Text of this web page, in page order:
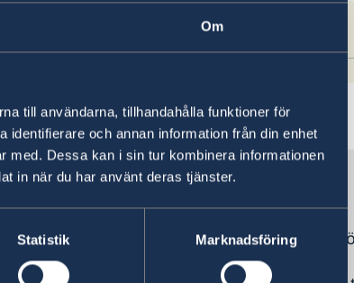
Om
till användarna, tillhandahålla funktioner för
och annan information från din enhet
med. Dessa kan i sin tur kombinera informationen
in när du har använt deras tjänster.
Statistik Marknadsföring
utomlands
information som gäller för alla
utomlands. För vissa länder gäller
medborgare. Det är inte möjligt att